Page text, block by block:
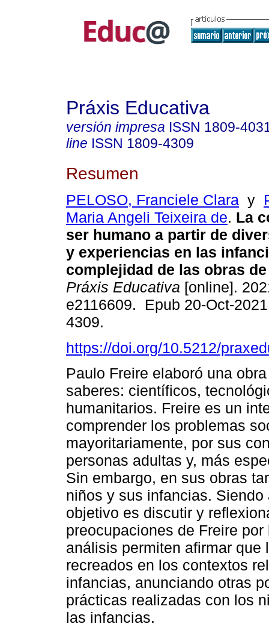
Práxis Educativa
versión impresa ISSN 1809-
line ISSN 1809-4309
Resumen
PELOSO, Franciele Clara y
Maria Angeli Teixeira de. La
ser humano a partir de
y experiencias en las
complejidad de las obras
Práxis Educativa [online].
e2116609. Epub 20-Oct-
4309.
https://doi.org/10.5212/
Paulo Freire elaboró una
saberes: científicos,
humanitarios. Freire es un
comprender los problemas
mayoritariamente, por sus
personas adultas y, más
Sin embargo, en sus obras
niños y sus infancias.
objetivo es discutir y
preocupaciones de Freire
análisis permiten afirmar
recreados en los contextos
infancias, anunciando otras
prácticas realizadas con los
las infancias.